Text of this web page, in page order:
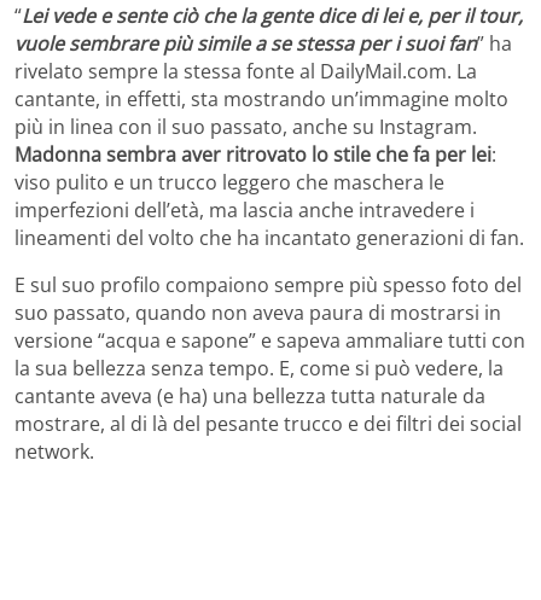
“Lei vede e sente ciò che la gente dice di lei e, per il tour,
vuole sembrare più simile a se stessa per i suoi fan” ha
rivelato sempre la stessa fonte al DailyMail.com. La
cantante, in effetti, sta mostrando un’immagine molto
più in linea con il suo passato, anche su Instagram.
Madonna sembra aver ritrovato lo stile che fa per lei:
viso pulito e un trucco leggero che maschera le
imperfezioni dell’età, ma lascia anche intravedere i
lineamenti del volto che ha incantato generazioni di fan.
E sul suo profilo compaiono sempre più spesso foto del
suo passato, quando non aveva paura di mostrarsi in
versione “acqua e sapone” e sapeva ammaliare tutti con
la sua bellezza senza tempo. E, come si può vedere, la
cantante aveva (e ha) una bellezza tutta naturale da
mostrare, al di là del pesante trucco e dei filtri dei social
network.